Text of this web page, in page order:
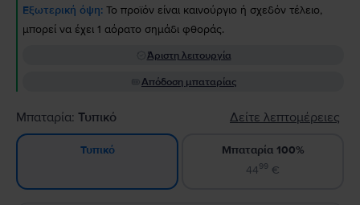
Εξωτερική όψη: Το προϊόν είναι καινούργιο ή σχεδόν τέλειο,
μπορεί να έχει 1 αόρατο σημάδι φθοράς.
Άριστη λειτουργία
Απόδοση μπαταρίας
Μπαταρία: Τυπικό Δείτε λεπτομέρειες
Τυπικό
Μπαταρία 100%
4499 €